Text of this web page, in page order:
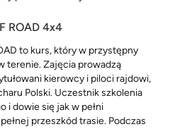
ROAD 4x4
to kurs, który w przystępny
terenie. Zajęcia prowadzą
kierowcy i piloci rajdowi,
Polski. Uczestnik szkolenia
i dowie się jak w pełni
przeszkód trasie. Podczas